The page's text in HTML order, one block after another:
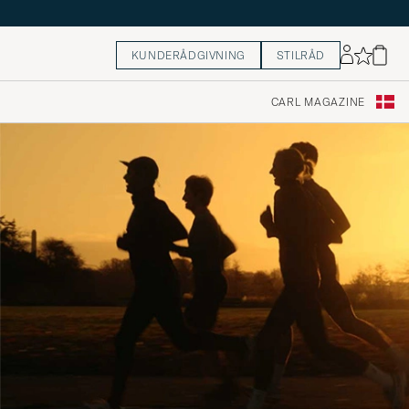
KUNDERÅDGIVNING STILRÅD
CARL MAGAZINE